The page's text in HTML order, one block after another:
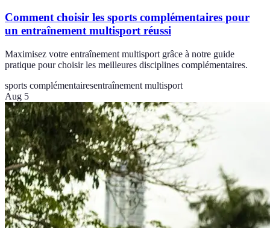
Comment choisir les sports complémentaires pour
un entraînement multisport réussi
Maximisez votre entraînement multisport grâce à notre guide
pratique pour choisir les meilleures disciplines complémentaires.
sports complémentairesentraînement multisport
Aug 5